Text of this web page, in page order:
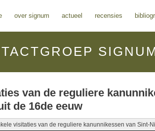
over signum actueel recensies
van de reguliere
de 16de eeuw
visitaties van de reguliere kanunnikessen van Sint-